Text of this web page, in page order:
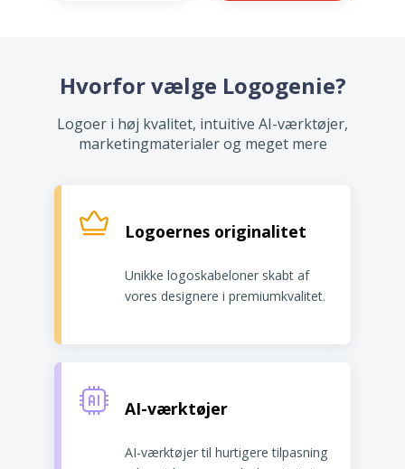
Hvorfor vælge Logogenie?
Logoer i høj kvalitet, intuitive AI-værktøjer,
marketingmaterialer og meget mere
Logoernes originalitet
Unikke logoskabeloner skabt af
vores designere i premiumkvalitet.
AI-værktøjer
AI-værktøjer til hurtigere tilpasning